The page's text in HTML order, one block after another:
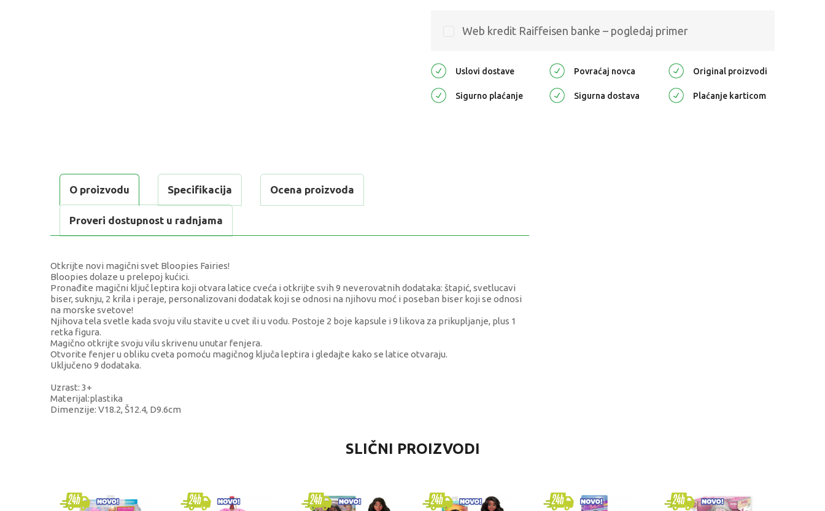
Web kredit Raiffeisen banke – pogledaj primer
Uslovi dostave Povraćaj novca Original proizvodi
Sigurno plaćanje Sigurna dostava Plaćanje karticom
O proizvodu Specifikacija Ocena proizvoda
Proveri dostupnost u radnjama
Otkrijte novi magični svet Bloopies Fairies!
Bloopies dolaze u prelepoj kućici.
Pronađite magični ključ leptira koji otvara latice cveća i otkrijte svih 9 neverovatnih dodataka: štapić, svetlucavi
biser, suknju, 2 krila i peraje, personalizovani dodatak koji se odnosi na njihovu moć i poseban biser koji se odnosi
na morske svetove!
Njihova tela svetle kada svoju vilu stavite u cvet ili u vodu. Postoje 2 boje kapsule i 9 likova za prikupljanje, plus 1
retka figura.
Magično otkrijte svoju vilu skrivenu unutar fenjera.
Otvorite fenjer u obliku cveta pomoću magičnog ključa leptira i gledajte kako se latice otvaraju.
Uključeno 9 dodataka.
Uzrast: 3+
Materijal:plastika
Dimenzije: V18.2, Š12.4, D9.6cm
Lutke
SLIČNI PROIZVODI